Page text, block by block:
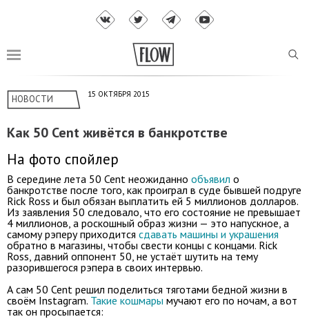
НОВОСТИ 15 ОКТЯБРЯ 2015
Как 50 Cent живётся в банкротстве
На фото спойлер
В середине лета 50 Cent неожиданно объявил о
банкротстве после того, как проиграл в суде бывшей подруге
Rick Ross и был обязан выплатить ей 5 миллионов долларов.
Из заявления 50 следовало, что его состояние не превышает
4 миллионов, а роскошный образ жизни — это напускное, а
самому рэперу приходится сдавать машины и украшения
обратно в магазины, чтобы свести концы с концами. Rick
Ross, давний оппонент 50, не устаёт шутить на тему
разорившегося рэпера в своих интервью.
А сам 50 Cent решил поделиться тяготами бедной жизни в
своём Instagram. Такие кошмары мучают его по ночам, а вот
так он просыпается: